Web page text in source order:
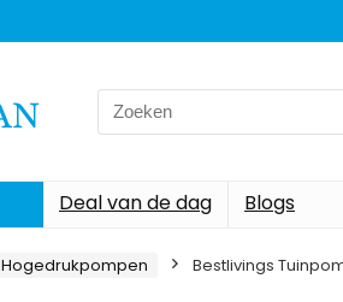
Search
for:
Deal van de dag Blogs
Hogedrukpompen Bestlivings